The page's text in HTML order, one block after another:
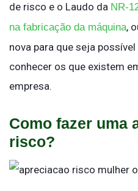
de risco e o Laudo da NR-
na fabricação da máquina,
nova para que seja
conhecer os que existem
empresa.
Como fazer uma
risco?